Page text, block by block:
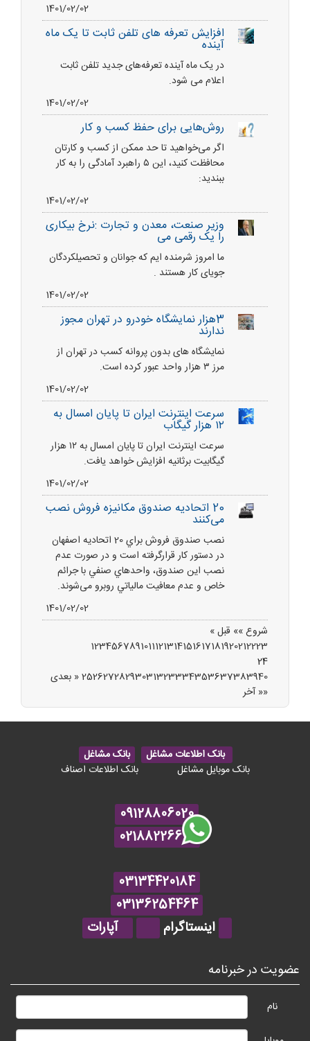
1401/02/02
افزایش تعرفه های تلفن ثابت تا یک ماه
آینده
در یک ماه آینده تعرفه‌های جدید تلفن ثابت
اعلام می شود.
1401/02/02
روش‌هایی برای حفظ کسب و کار
اگر می‌خواهید تا حد ممکن از کسب و کارتان
محافظت کنید، این ۵ راهبرد آمادگی را به کار
ببندید:
1401/02/02
وزیر صنعت، معدن و تجارت :نرخ بیکاری
را یک رقمی می
ما امروز شرمنده ایم که جوانان و تحصیلکردگان
جویای کار هستند .
1401/02/02
3هزار نمایشگاه خودرو در تهران مجوز
ندارند
نمایشگاه های بدون پروانه کسب در تهران از
مرز ۳ هزار واحد عبور کرده است.
1401/02/02
سرعت اینترنت ایران تا پایان امسال به
۱۲ هزار گیگاب
سرعت اینترنت ایران تا پایان امسال به ۱۲ هزار
گیگابیت برثانیه افزایش خواهد یافت.
1401/02/02
20 اتحاديه صندوق مكانيزه فروش نصب
می‌کنند
نصب صندوق فروش براي 20 اتحاديه اصفهان
در دستور كار قرارگرفته است و در صورت عدم
نصب اين صندوق، واحدهاي صنفي با جرائم
خاص و عدم معافيت مالياتي روبرو می‌شوند.
1401/02/02
شروع »» قبل »
1234567891011121314151617181920212223
24
25262728293031323334353637383940
« بعدی
«« آخر
بانک اطلاعات مشاغل
بانک مشاغل
بانک موبایل مشاغل
بانک اطلاعات اصناف
09128806020
02188226615
03134420184
03136254464
اینستاگرام
آپارات
عضویت در خبرنامه
نام